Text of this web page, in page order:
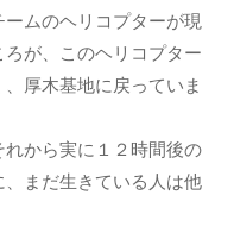
ムのヘリコプターが現
が、このヘリコプター
厚木基地に戻っていま
から実に１２時間後の
まだ生きている人は他